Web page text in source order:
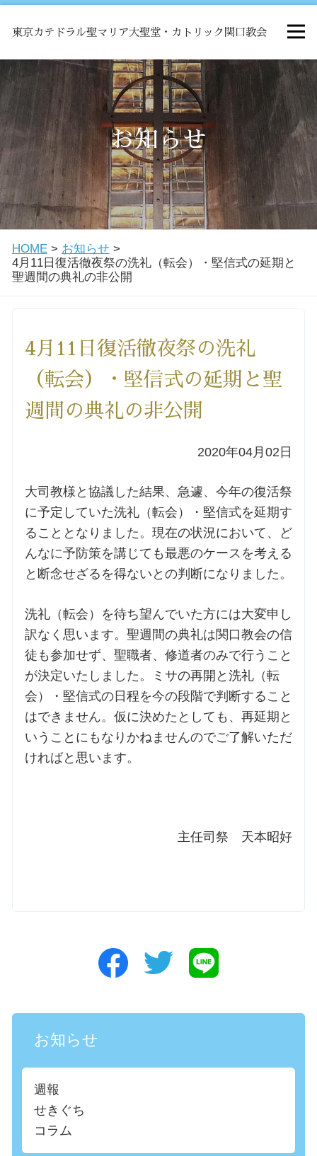
東京カテドラル聖マリア大聖堂・カトリック関口教会
HOME
ミサ
お知らせ
関口教会について
教会学校・中高生会
洗礼を希望される方
講座のご案内
シスター中島の講座
教区カテキスタの講座
三田助祭の講座
お問合せ
交通・アクセス
ご利用にあたって
お知らせ
HOME> お知らせ>
4月11日復活徹夜祭の洗礼（転会）・堅信式の延期と
聖週間の典礼の非公開
4月11日復活徹夜祭の洗礼
（転会）・堅信式の延期と聖
週間の典礼の非公開
2020年04月02日
大司教様と協議した結果、急遽、今年の復活祭
に予定していた洗礼（転会）・堅信式を延期す
ることとなりました。現在の状況において、ど
んなに予防策を講じても最悪のケースを考える
と断念せざるを得ないとの判断になりました。
洗礼（転会）を待ち望んでいた方には大変申し
訳なく思います。聖週間の典礼は関口教会の信
徒も参加せず、聖職者、修道者のみで行うこと
が決定いたしました。ミサの再開と洗礼（転
会）・堅信式の日程を今の段階で判断すること
はできません。仮に決めたとしても、再延期と
いうことにもなりかねませんのでご了解いただ
ければと思います。
主任司祭 天本昭好
お知らせ
週報
せきぐち
コラム